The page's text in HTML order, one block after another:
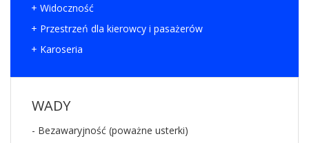
+ Widoczność
+ Przestrzeń dla kierowcy i pasażerów
+ Karoseria
WADY
- Bezawaryjność (poważne usterki)